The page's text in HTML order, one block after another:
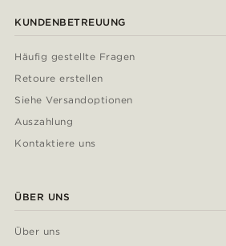
KUNDENBETREUUNG
Häufig gestellte Fragen
Retoure erstellen
Siehe Versandoptionen
Auszahlung
Kontaktiere uns
ÜBER UNS
Über uns